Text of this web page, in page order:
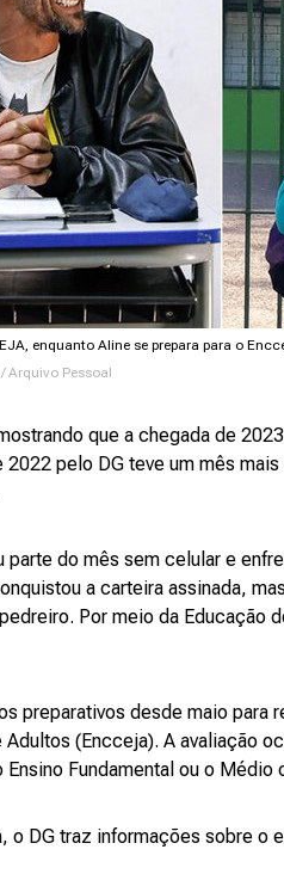
enquanto Aline se prepara para o
Arquivo Pessoal
que a chegada de
pelo DG teve um mês
parte do mês sem celular e
a carteira assinada,
Por meio da Educação
preparativos desde maio para
(Encceja). A avaliação
Ensino Fundamental ou o
o DG traz informações sobre o